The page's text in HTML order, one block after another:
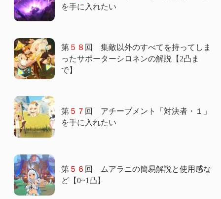
を手に入れたい
第５８ 回 集敵以外のすべてを持ってしま
ったサポーターシロネンの解説【2凸ま
で】
第５７ 回 アチーブメント「対決者・１」
を手に入れたい
第５６ 回 ムアラニの簡易解説と使用感な
ど【0~1凸】